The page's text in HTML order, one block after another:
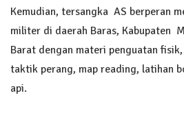
Kemudian, tersangka AS berperan
militer di daerah Baras, Kabupaten
Barat dengan materi penguatan
taktik perang, map reading, latihan
api.